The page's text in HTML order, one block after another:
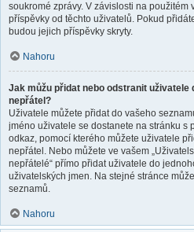
soukromé zprávy. V závislosti na použitém
příspěvky od těchto uživatelů. Pokud
budou jejich příspěvky skryty.
Nahoru
Jak můžu přidat nebo odstranit uživatele
nepřátel?
Uživatele můžete přidat do vašeho
jméno uživatele se dostanete na stránku s
odkaz, pomocí kterého můžete uživatele
nepřátel. Nebo můžete ve vašem
nepřátelé“ přímo přidat uživatele do
uživatelských jmen. Na stejné stránce
seznamů.
Nahoru